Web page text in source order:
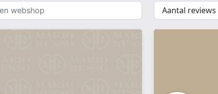
{{
__('Sort')
}}